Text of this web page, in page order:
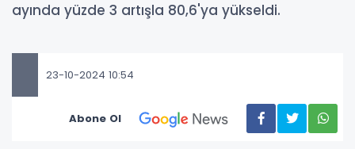
ayında yüzde 3 artışla 80,6'ya yükseldi.
23-10-2024 10:54
Abone Ol